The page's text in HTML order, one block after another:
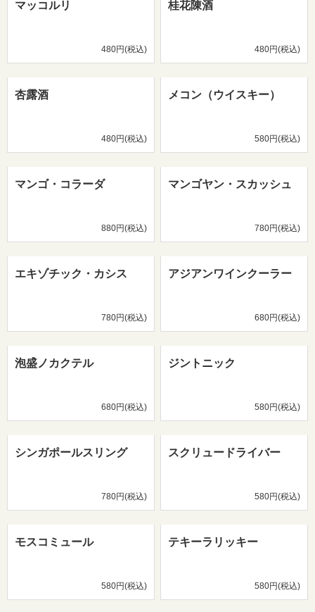
マッコルリ
480円(税込)
桂花陳酒
480円(税込)
杏露酒
480円(税込)
メコン（ウイスキー）
580円(税込)
マンゴ・コラーダ
880円(税込)
マンゴヤン・スカッシュ
780円(税込)
エキゾチック・カシス
780円(税込)
アジアンワインクーラー
680円(税込)
泡盛ノカクテル
680円(税込)
ジントニック
580円(税込)
シンガポールスリング
780円(税込)
スクリュードライバー
580円(税込)
モスコミュール
580円(税込)
テキーラリッキー
580円(税込)